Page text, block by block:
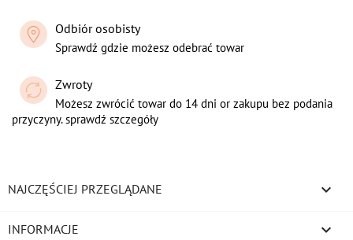
Odbiór osobisty
Sprawdź gdzie możesz odebrać towar
Zwroty
Możesz zwrócić towar do 14 dni or zakupu bez podania
przyczyny. sprawdź szczegóły
NAJCZĘŚCIEJ PRZEGLĄDANE 
INFORMACJE 